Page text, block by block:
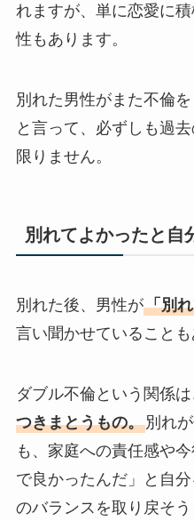
れますが、単に恋愛に
性もあります。
別れた男性がまた不倫
と言って、必ずしも過
限りません。
別れてよかったと自
別れた後、男性が「別
言い聞かせていることも
ダブル不倫という関係は
つきまとうもの。別れ
も、家庭への責任感や
で良かったんだ」と自
のバランスを取り戻そう